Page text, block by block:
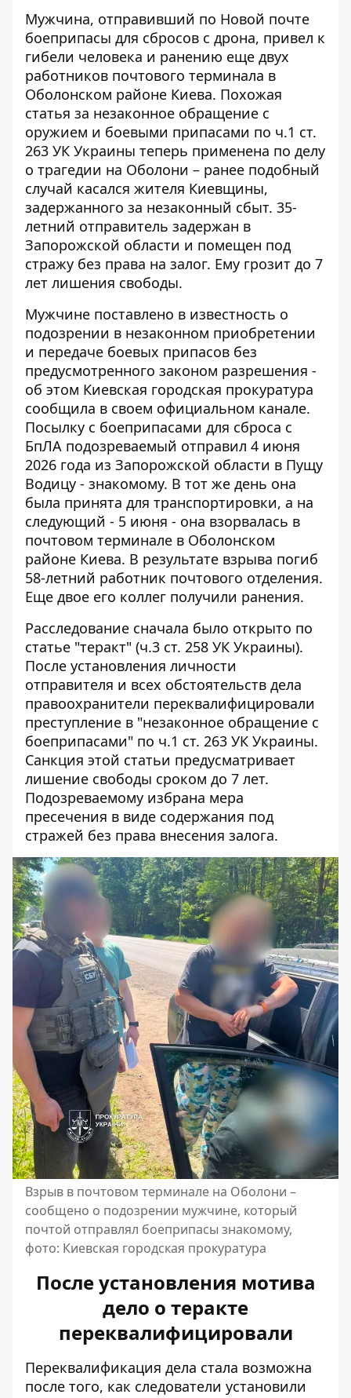
Мужчина, отправивший по Новой почте
боеприпасы для сбросов с дрона, привел к
гибели человека и ранению еще двух
работников почтового терминала в
Оболонском районе Киева. Похожая
статья за незаконное обращение с
оружием и боевыми припасами по ч.1 ст.
263 УК Украины теперь применена по делу
о трагедии на Оболони – ранее подобный
случай касался жителя Киевщины,
задержанного за незаконный сбыт. 35-
летний отправитель задержан в
Запорожской области и помещен под
стражу без права на залог. Ему грозит до 7
лет лишения свободы.
Мужчине поставлено в известность о
подозрении в незаконном приобретении
и передаче боевых припасов без
предусмотренного законом разрешения -
об этом Киевская городская прокуратура
сообщила в своем официальном канале.
Посылку с боеприпасами для сброса с
БпЛА подозреваемый отправил 4 июня
2026 года из Запорожской области в Пущу
Водицу - знакомому. В тот же день она
была принята для транспортировки, а на
следующий - 5 июня - она ​​взорвалась в
почтовом терминале в Оболонском
районе Киева. В результате взрыва погиб
58-летний работник почтового отделения.
Еще двое его коллег получили ранения.
Расследование сначала было открыто по
статье "теракт" (ч.3 ст. 258 УК Украины).
После установления личности
отправителя и всех обстоятельств дела
правоохранители переквалифицировали
преступление в "незаконное обращение с
боеприпасами" по ч.1 ст. 263 УК Украины.
Санкция этой статьи предусматривает
лишение свободы сроком до 7 лет.
Подозреваемому избрана мера
пресечения в виде содержания под
стражей без права внесения залога.
Взрыв в почтовом терминале на Оболони –
сообщено о подозрении мужчине, который
почтой отправлял боеприпасы знакомому,
фото: Киевская городская прокуратура
После установления мотива
дело о теракте
переквалифицировали
Переквалификация дела стала возможна
после того, как следователи установили